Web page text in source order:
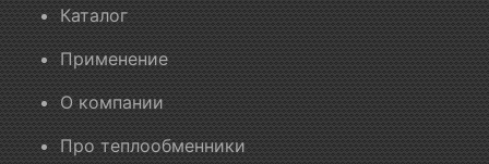
Каталог
Применение
О компании
Про теплообменники